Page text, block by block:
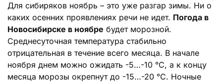
Для сибиряков ноябрь – это уже разгар зимы. Ни о
каких осенних проявлениях речи не идет. Погода в
Новосибирске в ноябре будет морозной.
Среднесуточная температура стабильно
отрицательная в течение всего месяца. В начале
ноября днем можно ожидать -5…-10 °C, а к концу
месяца морозы окрепнут до -15…-20 °C. Ночные